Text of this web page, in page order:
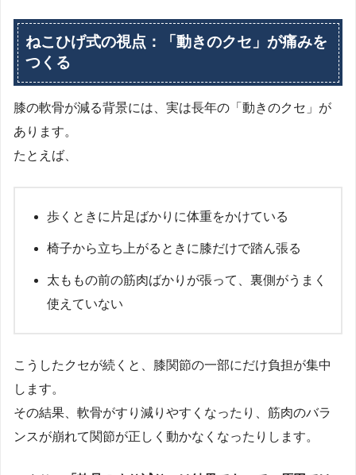
ねこひげ式の視点：「動きのクセ」が痛みを
つくる
膝の軟骨が減る背景には、実は長年の「動きのクセ」が
あります。
たとえば、
歩くときに片足ばかりに体重をかけている
椅子から立ち上がるときに膝だけで踏ん張る
太ももの前の筋肉ばかりが張って、裏側がうまく
使えていない
こうしたクセが続くと、膝関節の一部にだけ負担が集中
します。
その結果、軟骨がすり減りやすくなったり、筋肉のバラ
ンスが崩れて関節が正しく動かなくなったりします。